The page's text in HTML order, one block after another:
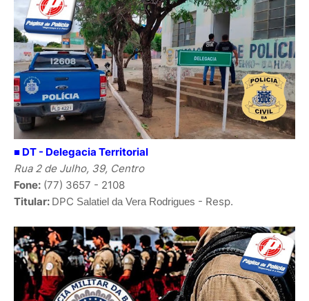
■ DT - Delegacia Territorial
Rua 2 de Julho, 39, Centro
Fone: (77) 3657 - 2108
Titular: DPC Salatiel da Vera Rodrigues - Resp.